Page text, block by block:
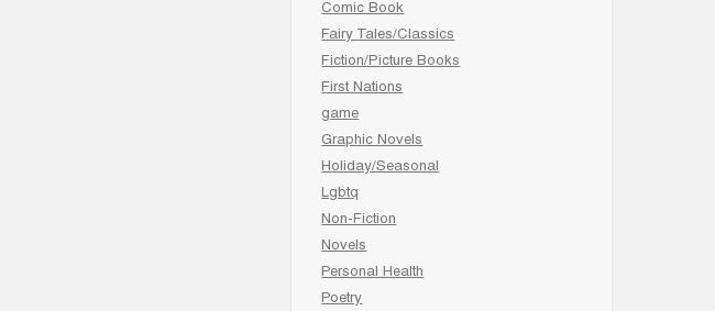
Comic Book
Fairy Tales/Classics
Fiction/Picture Books
First Nations
game
Graphic Novels
Holiday/Seasonal
Lgbtq
Non-Fiction
Novels
Personal Health
Poetry